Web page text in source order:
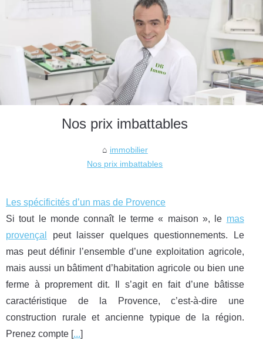
Nos prix imbattables
immobilier
Nos prix imbattables
Les spécificités d’un mas de Provence
Si tout le monde connaît le terme « maison », le mas
provençal
peut laisser quelques questionnements. Le
mas peut définir l’ensemble d’une exploitation agricole,
mais aussi un bâtiment d’habitation agricole ou bien une
ferme à proprement dit. Il s’agit en fait d’une bâtisse
caractéristique de la Provence, c’est-à-dire une
construction rurale et ancienne typique de la région.
Prenez compte [...]